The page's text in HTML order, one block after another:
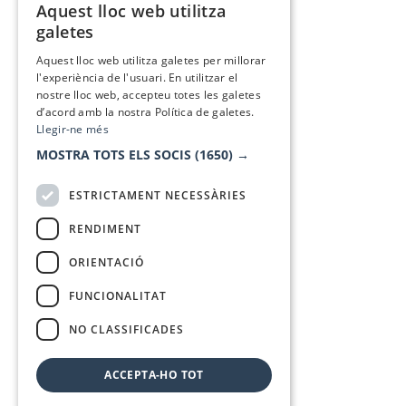
Aquest lloc web utilitza
galetes
Aquest lloc web utilitza galetes per millorar
l'experiència de l'usuari. En utilitzar el
nostre lloc web, accepteu totes les galetes
d’acord amb la nostra Política de galetes.
Llegir-ne més
MOSTRA TOTS ELS SOCIS (1650) →
ESTRICTAMENT NECESSÀRIES
RENDIMENT
ORIENTACIÓ
FUNCIONALITAT
NO CLASSIFICADES
ACCEPTA-HO TOT